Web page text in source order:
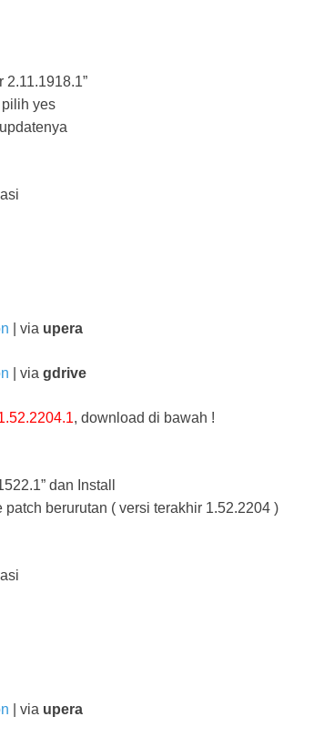
pilih yes
| via upera
| via gdrive
, download di bawah !
dan Install
patch berurutan ( versi terakhir 1.52.2204 )
| via upera